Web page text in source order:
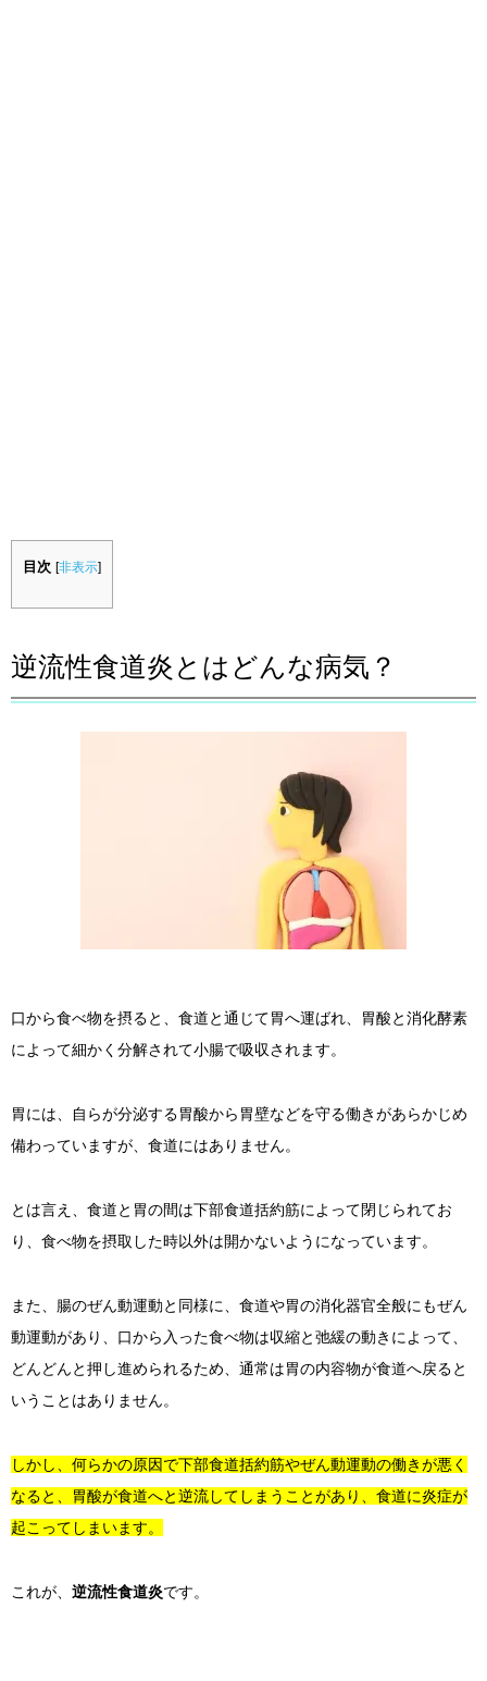
目次 [非表示]
逆流性食道炎とはどんな病気？
口から食べ物を摂ると、食道と通じて胃へ運ばれ、胃酸と消化酵素
によって細かく分解されて小腸で吸収されます。
胃には、自らが分泌する胃酸から胃壁などを守る働きがあらかじめ
備わっていますが、食道にはありません。
とは言え、食道と胃の間は下部食道括約筋によって閉じられてお
り、食べ物を摂取した時以外は開かないようになっています。
また、腸のぜん動運動と同様に、食道や胃の消化器官全般にもぜん
動運動があり、口から入った食べ物は収縮と弛緩の動きによって、
どんどんと押し進められるため、通常は胃の内容物が食道へ戻ると
いうことはありません。
しかし、何らかの原因で下部食道括約筋やぜん動運動の働きが悪く
なると、胃酸が食道へと逆流してしまうことがあり、食道に炎症が
起こってしまいます。
これが、 逆流性食道炎です。